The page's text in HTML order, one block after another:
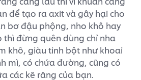
để tạo ra axit và gây hại cho
bơ đậu phộng, nho khô hay
thì đừng quên dùng chỉ nha
khô, giàu tinh bột như khoai
mì, có chứa đường, cũng có
các kẽ răng của bạn.